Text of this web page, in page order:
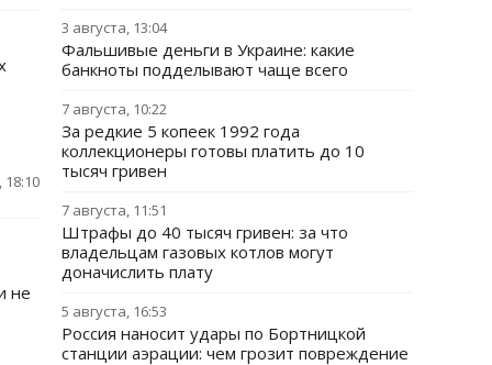
18:10
не
3 августа, 13:04
Фальшивые деньги в Украине: какие
банкноты подделывают чаще всего
7 августа, 10:22
За редкие 5 копеек 1992 года
коллекционеры готовы платить до 10
тысяч гривен
7 августа, 11:51
Штрафы до 40 тысяч гривен: за что
владельцам газовых котлов могут
доначислить плату
5 августа, 16:53
Россия наносит удары по Бортницкой
станции аэрации: чем грозит повреждение